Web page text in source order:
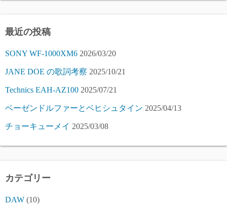
最近の投稿
SONY WF-1000XM6 2026/03/20
JANE DOE の歌詞考察 2025/10/21
Technics EAH-AZ100 2025/07/21
ベーゼンドルファーとベヒシュタイン 2025/04/13
チョーキューメイ 2025/03/08
カテゴリー
DAW (10)